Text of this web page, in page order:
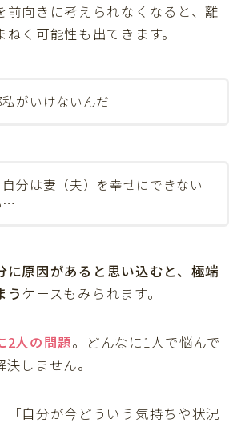
前向きに考えられなくなると、離
く可能性も出てきます。
がいけないんだ
自分は妻（夫）を幸せにできない
…
に原因があると思い込むと、極端
う ケースもみられます。
2人の問題。どんなに1人で悩んで
しません。
「自分が今どういう気持ちや状況